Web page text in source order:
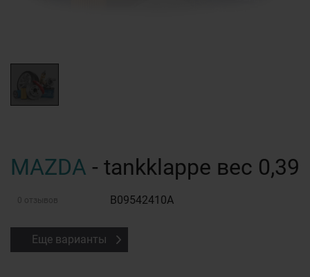
MAZDA - tankklappe вес 0,39
0 отзывов B09542410A
Еще варианты